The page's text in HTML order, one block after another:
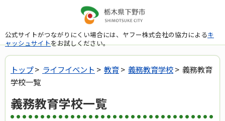
公式サイトがつながりにくい場合には、ヤフー株式会社の協力によるキ
ャッシュサイトをお試しください。
トップ> ライフイベント > 教育> 義務教育学校> 義務教育
学校一覧
義務教育学校一覧